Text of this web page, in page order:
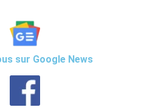
sur Google News